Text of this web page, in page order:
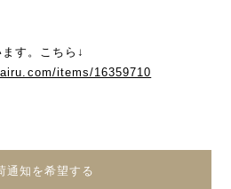
す。こちら↓
items/16359710
通知を希望する